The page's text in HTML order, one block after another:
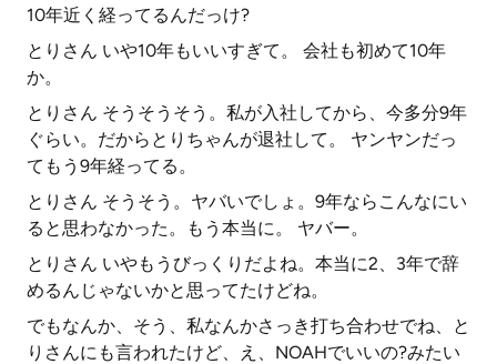
10年近く経ってるんだっけ?
とりさん いや10年もいいすぎて。 会社も初めて10年
か。
とりさん そうそうそう。私が入社してから、今多分9年
ぐらい。だからとりちゃんが退社して。 ヤンヤンだっ
てもう9年経ってる。
とりさん そうそう。ヤバいでしょ。9年ならこんなにい
ると思わなかった。もう本当に。 ヤバー。
とりさん いやもうびっくりだよね。本当に2、3年で辞
めるんじゃないかと思ってたけどね。
でもなんか、そう、私なんかさっき打ち合わせでね、と
りさんにも言われたけど、え、NOAHでいいの?みたい